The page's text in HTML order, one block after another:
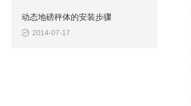
动态地磅秤体的安装步骤
2014-07-17